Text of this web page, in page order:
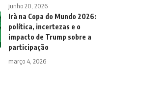
junho 20, 2026
Irã na Copa do Mundo 2026:
política, incertezas e o
impacto de Trump sobre a
participação
março 4, 2026